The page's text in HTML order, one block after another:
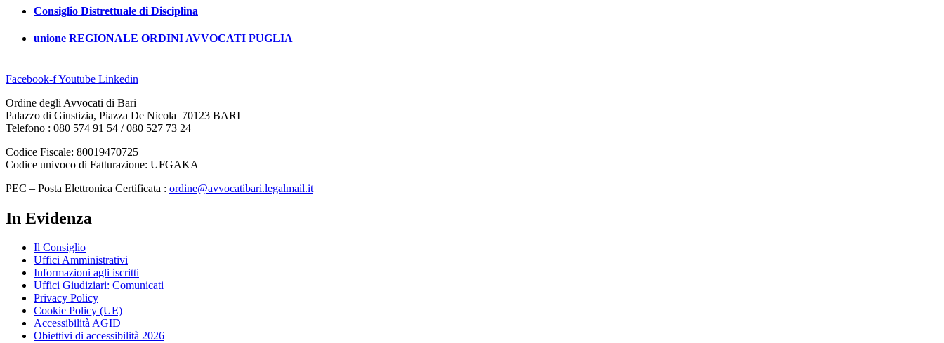
Consiglio Distrettuale di Disciplina
unione REGIONALE ORDINI AVVOCATI PUGLIA
Facebook-fYoutube Linkedin
Ordine degli Avvocati di Bari
Palazzo di Giustizia, Piazza De Nicola 70123 BARI
Telefono : 080 574 91 54 / 080 527 73 24
Codice Fiscale: 80019470725
Codice univoco di Fatturazione: UFGAKA
PEC – Posta Elettronica Certificata : ordine@avvocatibari.legalmail.it
In Evidenza
Il Consiglio
Uffici Amministrativi
Informazioni agli iscritti
Uffici Giudiziari: Comunicati
Privacy Policy
Cookie Policy (UE)
Accessibilità AGID
Obiettivi di accessibilità 2026